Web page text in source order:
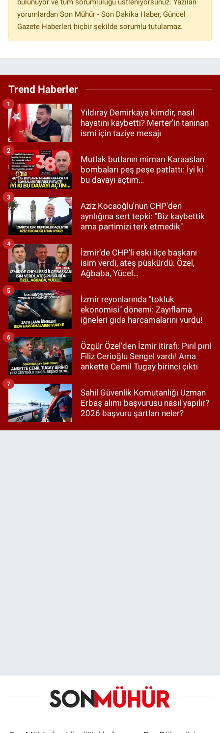
bulunuyor ve tüm sorumluluğu üstleniyorsunuz. Yazılan
yorumlardan Son Mühür - Son Dakika Haber, Güncel
Gazete Haberleri hiçbir şekilde sorumlu tutulamaz.
Trend Haberler
Yıldıray Demirkaya kimdir, nasıl
hayatını kaybetti? Merter'in tanınan
ismi için taziye mesajı
1
Mutlak butlanın mimarı Karaaslan
bombaları peş peşe patlattı: İyi ki
bu davayı açtım…
2
Aziz Kocaoğlu'nun CHP'den
ayrılığına sert tepki: "Biz kaybettik
ama partimizi terk etmedik"
3
İzmir’de CHP’li eski ilçe başkanı
isim verdi, ateş püskürdü: Özel,
Ağbaba, Yücel…
4
İzmir reyonlarında "tokluk
ekonomisi" dönemi: Zayıflama
iğneleri gıda harcamalarını vurdu!
5
Özgür Özel'den İzmir itirafı: Pırıl pırıl
Filiz Cerioğlu Sengel vardı! Ama
ankette Cemil Tugay birinci çıktı
6
Sahil Güvenlik Komutanlığı Uzman
Erbaş alımı başvurusu nasıl yapılır?
2026 başvuru şartları neler?
7